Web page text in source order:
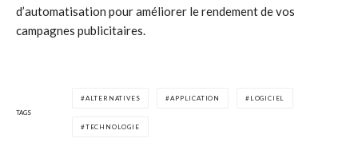
d’automatisation pour améliorer le rendement de vos
campagnes publicitaires.
TAGS
ALTERNATIVES APPLICATION LOGICIEL
TECHNOLOGIE